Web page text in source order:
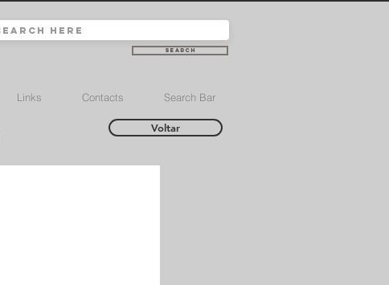
Search
Links Contacts Search Bar
Voltar